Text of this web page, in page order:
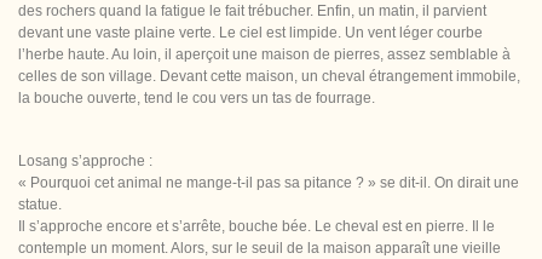
des rochers quand la fatigue le fait trébucher. Enfin, un matin, il parvient
devant une vaste plaine verte. Le ciel est limpide. Un vent léger courbe
l’herbe haute. Au loin, il aperçoit une maison de pierres, assez semblable à
celles de son village. Devant cette maison, un cheval étrangement immobile,
la bouche ouverte, tend le cou vers un tas de fourrage.
Losang s’approche :
« Pourquoi cet animal ne mange-t-il pas sa pitance ? » se dit-il. On dirait une
statue.
Il s’approche encore et s’arrête, bouche bée. Le cheval est en pierre. Il le
contemple un moment. Alors, sur le seuil de la maison apparaît une vieille